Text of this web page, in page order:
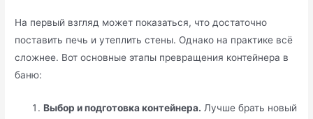
На первый взгляд может показаться, что достаточно
поставить печь и утеплить стены. Однако на практике всё
сложнее. Вот основные этапы превращения контейнера в
баню:
Выбор и подготовка контейнера. Лучше брать новый